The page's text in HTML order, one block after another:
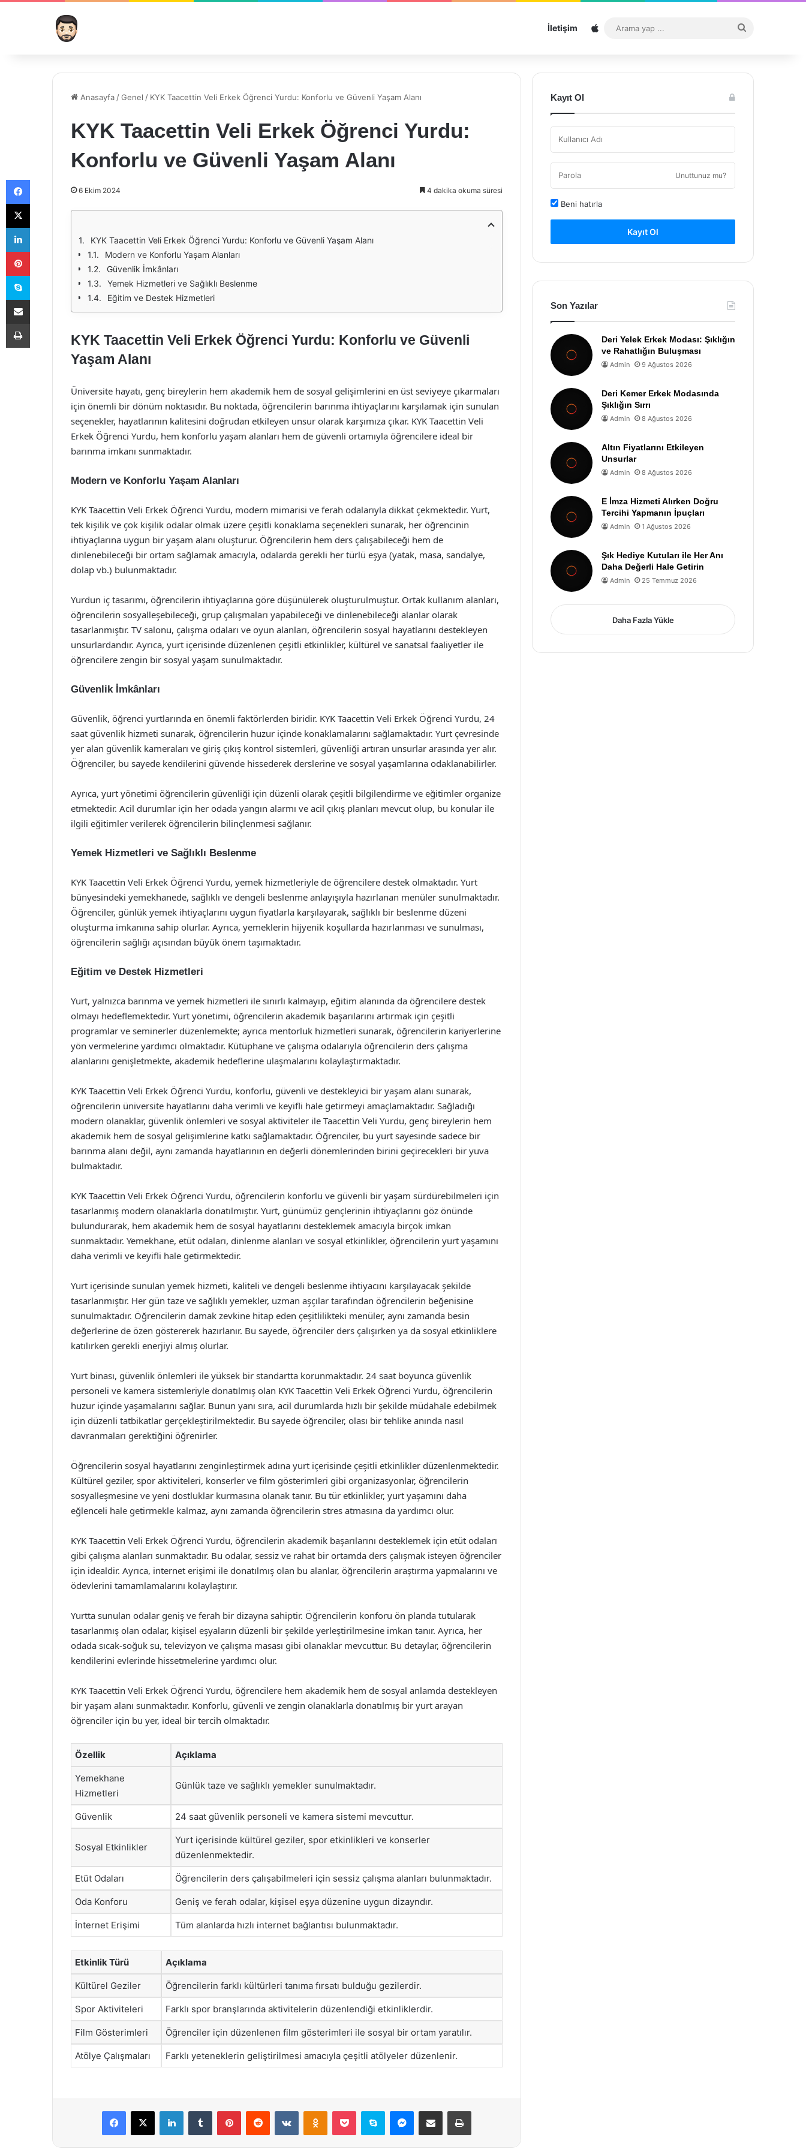
İletişim Sitemap
...
Anasayfa /Genel / KYK Taacettin Veli Erkek Öğrenci Yurdu: Konforlu ve Güvenli Yaşam Alanı
KYK Taacettin Veli Erkek Öğrenci Yurdu:
Konforlu ve Güvenli Yaşam Alanı
6 Ekim 2024 4 dakika okuma süresi
KYK Taacettin Veli Erkek Öğrenci Yurdu: Konforlu ve Güvenli Yaşam Alanı
Modern ve Konforlu Yaşam Alanları
Güvenlik İmkânları
Yemek Hizmetleri ve Sağlıklı Beslenme
Eğitim ve Destek Hizmetleri
KYK Taacettin Veli Erkek Öğrenci Yurdu: Konforlu ve Güvenli
Yaşam Alanı
Üniversite hayatı, genç bireylerin hem akademik hem de sosyal gelişimlerini en üst seviyeye çıkarmaları
için önemli bir dönüm noktasıdır. Bu noktada, öğrencilerin barınma ihtiyaçlarını karşılamak için sunulan
seçenekler, hayatlarının kalitesini doğrudan etkileyen unsur olarak karşımıza çıkar. KYK Taacettin Veli
Erkek Öğrenci Yurdu, hem konforlu yaşam alanları hem de güvenli ortamıyla öğrencilere ideal bir
barınma imkanı sunmaktadır.
Modern ve Konforlu Yaşam Alanları
KYK Taacettin Veli Erkek Öğrenci Yurdu, modern mimarisi ve ferah odalarıyla dikkat çekmektedir. Yurt,
tek kişilik ve çok kişilik odalar olmak üzere çeşitli konaklama seçenekleri sunarak, her öğrencinin
ihtiyaçlarına uygun bir yaşam alanı oluşturur. Öğrencilerin hem ders çalışabileceği hem de
dinlenebileceği bir ortam sağlamak amacıyla, odalarda gerekli her türlü eşya (yatak, masa, sandalye,
dolap vb.) bulunmaktadır.
Yurdun iç tasarımı, öğrencilerin ihtiyaçlarına göre düşünülerek oluşturulmuştur. Ortak kullanım alanları,
öğrencilerin sosyalleşebileceği, grup çalışmaları yapabileceği ve dinlenebileceği alanlar olarak
tasarlanmıştır. TV salonu, çalışma odaları ve oyun alanları, öğrencilerin sosyal hayatlarını destekleyen
unsurlardandır. Ayrıca, yurt içerisinde düzenlenen çeşitli etkinlikler, kültürel ve sanatsal faaliyetler ile
öğrencilere zengin bir sosyal yaşam sunulmaktadır.
Güvenlik İmkânları
Güvenlik, öğrenci yurtlarında en önemli faktörlerden biridir. KYK Taacettin Veli Erkek Öğrenci Yurdu, 24
saat güvenlik hizmeti sunarak, öğrencilerin huzur içinde konaklamalarını sağlamaktadır. Yurt çevresinde
yer alan güvenlik kameraları ve giriş çıkış kontrol sistemleri, güvenliği artıran unsurlar arasında yer alır.
Öğrenciler, bu sayede kendilerini güvende hissederek derslerine ve sosyal yaşamlarına odaklanabilirler.
Ayrıca, yurt yönetimi öğrencilerin güvenliği için düzenli olarak çeşitli bilgilendirme ve eğitimler organize
etmektedir. Acil durumlar için her odada yangın alarmı ve acil çıkış planları mevcut olup, bu konular ile
ilgili eğitimler verilerek öğrencilerin bilinçlenmesi sağlanır.
Yemek Hizmetleri ve Sağlıklı Beslenme
KYK Taacettin Veli Erkek Öğrenci Yurdu, yemek hizmetleriyle de öğrencilere destek olmaktadır. Yurt
bünyesindeki yemekhanede, sağlıklı ve dengeli beslenme anlayışıyla hazırlanan menüler sunulmaktadır.
Öğrenciler, günlük yemek ihtiyaçlarını uygun fiyatlarla karşılayarak, sağlıklı bir beslenme düzeni
oluşturma imkanına sahip olurlar. Ayrıca, yemeklerin hijyenik koşullarda hazırlanması ve sunulması,
öğrencilerin sağlığı açısından büyük önem taşımaktadır.
Eğitim ve Destek Hizmetleri
Yurt, yalnızca barınma ve yemek hizmetleri ile sınırlı kalmayıp, eğitim alanında da öğrencilere destek
olmayı hedeflemektedir. Yurt yönetimi, öğrencilerin akademik başarılarını artırmak için çeşitli
programlar ve seminerler düzenlemekte; ayrıca mentorluk hizmetleri sunarak, öğrencilerin kariyerlerine
yön vermelerine yardımcı olmaktadır. Kütüphane ve çalışma odalarıyla öğrencilerin ders çalışma
alanlarını genişletmekte, akademik hedeflerine ulaşmalarını kolaylaştırmaktadır.
KYK Taacettin Veli Erkek Öğrenci Yurdu, konforlu, güvenli ve destekleyici bir yaşam alanı sunarak,
öğrencilerin üniversite hayatlarını daha verimli ve keyifli hale getirmeyi amaçlamaktadır. Sağladığı
modern olanaklar, güvenlik önlemleri ve sosyal aktiviteler ile Taacettin Veli Yurdu, genç bireylerin hem
akademik hem de sosyal gelişimlerine katkı sağlamaktadır. Öğrenciler, bu yurt sayesinde sadece bir
barınma alanı değil, aynı zamanda hayatlarının en değerli dönemlerinden birini geçirecekleri bir yuva
bulmaktadır.
KYK Taacettin Veli Erkek Öğrenci Yurdu, öğrencilerin konforlu ve güvenli bir yaşam sürdürebilmeleri için
tasarlanmış modern olanaklarla donatılmıştır. Yurt, günümüz gençlerinin ihtiyaçlarını göz önünde
bulundurarak, hem akademik hem de sosyal hayatlarını desteklemek amacıyla birçok imkan
sunmaktadır. Yemekhane, etüt odaları, dinlenme alanları ve sosyal etkinlikler, öğrencilerin yurt yaşamını
daha verimli ve keyifli hale getirmektedir.
Yurt içerisinde sunulan yemek hizmeti, kaliteli ve dengeli beslenme ihtiyacını karşılayacak şekilde
tasarlanmıştır. Her gün taze ve sağlıklı yemekler, uzman aşçılar tarafından öğrencilerin beğenisine
sunulmaktadır. Öğrencilerin damak zevkine hitap eden çeşitlilikteki menüler, aynı zamanda besin
değerlerine de özen göstererek hazırlanır. Bu sayede, öğrenciler ders çalışırken ya da sosyal etkinliklere
katılırken gerekli enerjiyi almış olurlar.
Yurt binası, güvenlik önlemleri ile yüksek bir standartta korunmaktadır. 24 saat boyunca güvenlik
personeli ve kamera sistemleriyle donatılmış olan KYK Taacettin Veli Erkek Öğrenci Yurdu, öğrencilerin
huzur içinde yaşamalarını sağlar. Bunun yanı sıra, acil durumlarda hızlı bir şekilde müdahale edebilmek
için düzenli tatbikatlar gerçekleştirilmektedir. Bu sayede öğrenciler, olası bir tehlike anında nasıl
davranmaları gerektiğini öğrenirler.
Öğrencilerin sosyal hayatlarını zenginleştirmek adına yurt içerisinde çeşitli etkinlikler düzenlenmektedir.
Kültürel geziler, spor aktiviteleri, konserler ve film gösterimleri gibi organizasyonlar, öğrencilerin
sosyalleşmesine ve yeni dostluklar kurmasına olanak tanır. Bu tür etkinlikler, yurt yaşamını daha
eğlenceli hale getirmekle kalmaz, aynı zamanda öğrencilerin stres atmasına da yardımcı olur.
KYK Taacettin Veli Erkek Öğrenci Yurdu, öğrencilerin akademik başarılarını desteklemek için etüt odaları
gibi çalışma alanları sunmaktadır. Bu odalar, sessiz ve rahat bir ortamda ders çalışmak isteyen öğrenciler
için idealdir. Ayrıca, internet erişimi ile donatılmış olan bu alanlar, öğrencilerin araştırma yapmalarını ve
ödevlerini tamamlamalarını kolaylaştırır.
Yurtta sunulan odalar geniş ve ferah bir dizayna sahiptir. Öğrencilerin konforu ön planda tutularak
tasarlanmış olan odalar, kişisel eşyaların düzenli bir şekilde yerleştirilmesine imkan tanır. Ayrıca, her
odada sıcak-soğuk su, televizyon ve çalışma masası gibi olanaklar mevcuttur. Bu detaylar, öğrencilerin
kendilerini evlerinde hissetmelerine yardımcı olur.
KYK Taacettin Veli Erkek Öğrenci Yurdu, öğrencilere hem akademik hem de sosyal anlamda destekleyen
bir yaşam alanı sunmaktadır. Konforlu, güvenli ve zengin olanaklarla donatılmış bir yurt arayan
öğrenciler için bu yer, ideal bir tercih olmaktadır.
Özellik Açıklama
Yemekhane
Hizmetleri
Günlük taze ve sağlıklı yemekler sunulmaktadır.
Güvenlik 24 saat güvenlik personeli ve kamera sistemi mevcuttur.
Sosyal Etkinlikler
Yurt içerisinde kültürel geziler, spor etkinlikleri ve konserler
düzenlenmektedir.
Etüt Odaları Öğrencilerin ders çalışabilmeleri için sessiz çalışma alanları bulunmaktadır.
Oda Konforu Geniş ve ferah odalar, kişisel eşya düzenine uygun dizayndır.
İnternet Erişimi Tüm alanlarda hızlı internet bağlantısı bulunmaktadır.
Etkinlik Türü Açıklama
Kültürel Geziler Öğrencilerin farklı kültürleri tanıma fırsatı bulduğu gezilerdir.
Spor Aktiviteleri Farklı spor branşlarında aktivitelerin düzenlendiği etkinliklerdir.
Film Gösterimleri Öğrenciler için düzenlenen film gösterimleri ile sosyal bir ortam yaratılır.
Atölye Çalışmaları Farklı yeteneklerin geliştirilmesi amacıyla çeşitli atölyeler düzenlenir.
Facebook
X LinkedInTumblr PinterestReddit VKontakteOdnoklassniki
Pocket Skype Messenger
E-Posta ile paylaş Yazdır
Kayıt Ol
Unuttunuz mu?
Beni hatırla
Kayıt Ol
Son Yazılar
Deri Yelek Erkek Modası: Şıklığın
ve Rahatlığın Buluşması
Admin 9 Ağustos 2026
Deri Kemer Erkek Modasında
Şıklığın Sırrı
Admin 8 Ağustos 2026
Altın Fiyatlarını Etkileyen
Unsurlar
Admin 8 Ağustos 2026
E İmza Hizmeti Alırken Doğru
Tercihi Yapmanın İpuçları
Admin 1 Ağustos 2026
Şık Hediye Kutuları ile Her Anı
Daha Değerli Hale Getirin
Admin 25 Temmuz 2026
Daha Fazla Yükle
Facebook
X
LinkedIn
Pinterest
Skype
E-Posta ile paylaş